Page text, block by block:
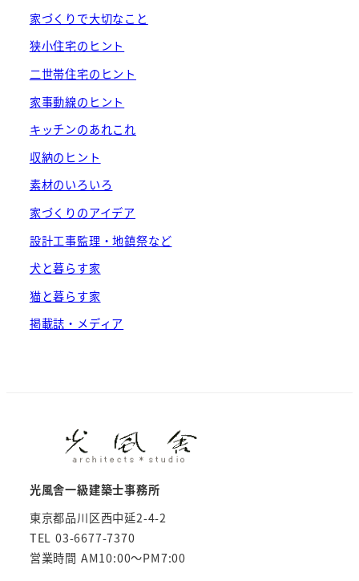
家づくりで大切なこと
狭小住宅のヒント
二世帯住宅のヒント
家事動線のヒント
キッチンのあれこれ
収納のヒント
素材のいろいろ
家づくりのアイデア
設計工事監理・地鎮祭など
犬と暮らす家
猫と暮らす家
掲載誌・メディア
光風舎一級建築士事務所
東京都品川区西中延2-4-2
TEL 03-6677-7370
営業時間 AM10:00～PM7:00